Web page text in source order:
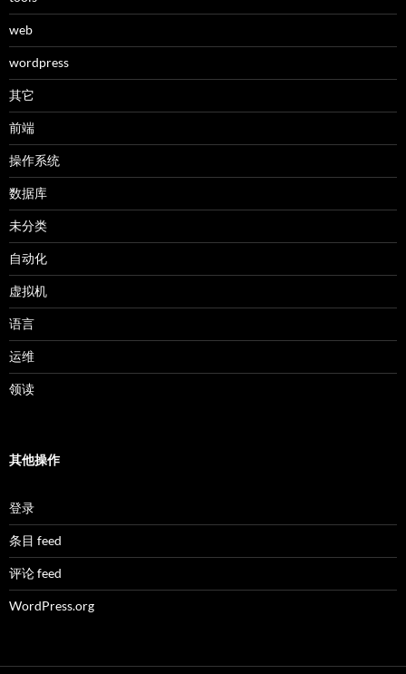
web
wordpress
其它
前端
操作系统
数据库
未分类
自动化
虚拟机
语言
运维
领读
其他操作
登录
条目 feed
评论 feed
WordPress.org